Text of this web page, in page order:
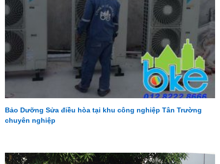
Bảo Dưỡng Sửa điều hòa tại khu công nghiệp Tân Trường
chuyên nghiệp